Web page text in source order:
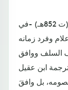
وفي ترجمة ابن عقيل الحافظ ابن حجر (ت 852هـ) -في
وفرد زمانه
السلف ووافق
ابن عقيل
بل وافقَ